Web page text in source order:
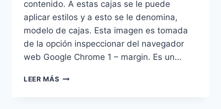
contenido. A estas cajas se le puede
aplicar estilos y a esto se le denomina,
modelo de cajas. Esta imagen es tomada
de la opción inspeccionar del navegador
web Google Chrome 1 – margin. Es un…
LEER MÁS MODELO